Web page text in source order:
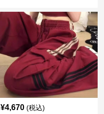
¥4,670 (税込)